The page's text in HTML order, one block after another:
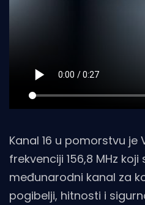
Kanal 16 u pomorstvu je
frekvenciji 156,8 MHz
međunarodni kanal za
pogibelji, hitnosti i